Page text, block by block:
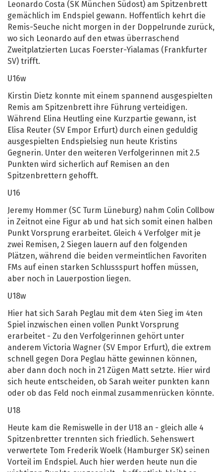
Leonardo Costa (SK München Südost) am Spitzenbrett
gemächlich im Endspiel gewann. Hoffentlich kehrt die
Remis-Seuche nicht morgen in der Doppelrunde zurück,
wo sich Leonardo auf den etwas überraschend
Zweitplatzierten Lucas Foerster-Yialamas (Frankfurter
SV) trifft.
U16w
Kirstin Dietz konnte mit einem spannend ausgespielten
Remis am Spitzenbrett ihre Führung verteidigen.
Während Elina Heutling eine Kurzpartie gewann, ist
Elisa Reuter (SV Empor Erfurt) durch einen geduldig
ausgespielten Endspielsieg nun heute Kristins
Gegnerin. Unter den weiteren Verfolgerinnen mit 2.5
Punkten wird sicherlich auf Remisen an den
Spitzenbrettern gehofft.
U16
Jeremy Hommer (SC Turm Lüneburg) nahm Colin Collbow
in Zeitnot eine Figur ab und hat sich somit einen halben
Punkt Vorsprung erarbeitet. Gleich 4 Verfolger mit je
zwei Remisen, 2 Siegen lauern auf den folgenden
Plätzen, während die beiden vermeintlichen Favoriten
FMs auf einen starken Schlussspurt hoffen müssen,
aber noch in Lauerpostion liegen.
U18w
Hier hat sich Sarah Peglau mit dem 4ten Sieg im 4ten
Spiel inzwischen einen vollen Punkt Vorsprung
erarbeitet - Zu den Verfolgerinnen gehört unter
anderem Victoria Wagner (SV Empor Erfurt), die extrem
schnell gegen Dora Peglau hätte gewinnen können,
aber dann doch noch in 21 Zügen Matt setzte. Hier wird
sich heute entscheiden, ob Sarah weiter punkten kann
oder ob das Feld noch einmal zusammenrücken könnte.
U18
Heute kam die Remiswelle in der U18 an - gleich alle 4
Spitzenbretter trennten sich friedlich. Sehenswert
verwertete Tom Frederik Woelk (Hamburger SK) seinen
Vorteil im Endspiel. Auch hier werden heute nun die